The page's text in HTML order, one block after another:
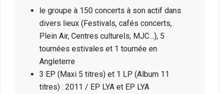
le groupe à 150 concerts à son actif dans
divers lieux (Festivals, cafés concerts,
Plein Air, Centres culturels, MJC…), 5
tournées estivales et 1 tournée en
Angleterre
3 EP (Maxi 5 titres) et 1 LP (Album 11
titres) : 2011 / EP LYA et EP LYA